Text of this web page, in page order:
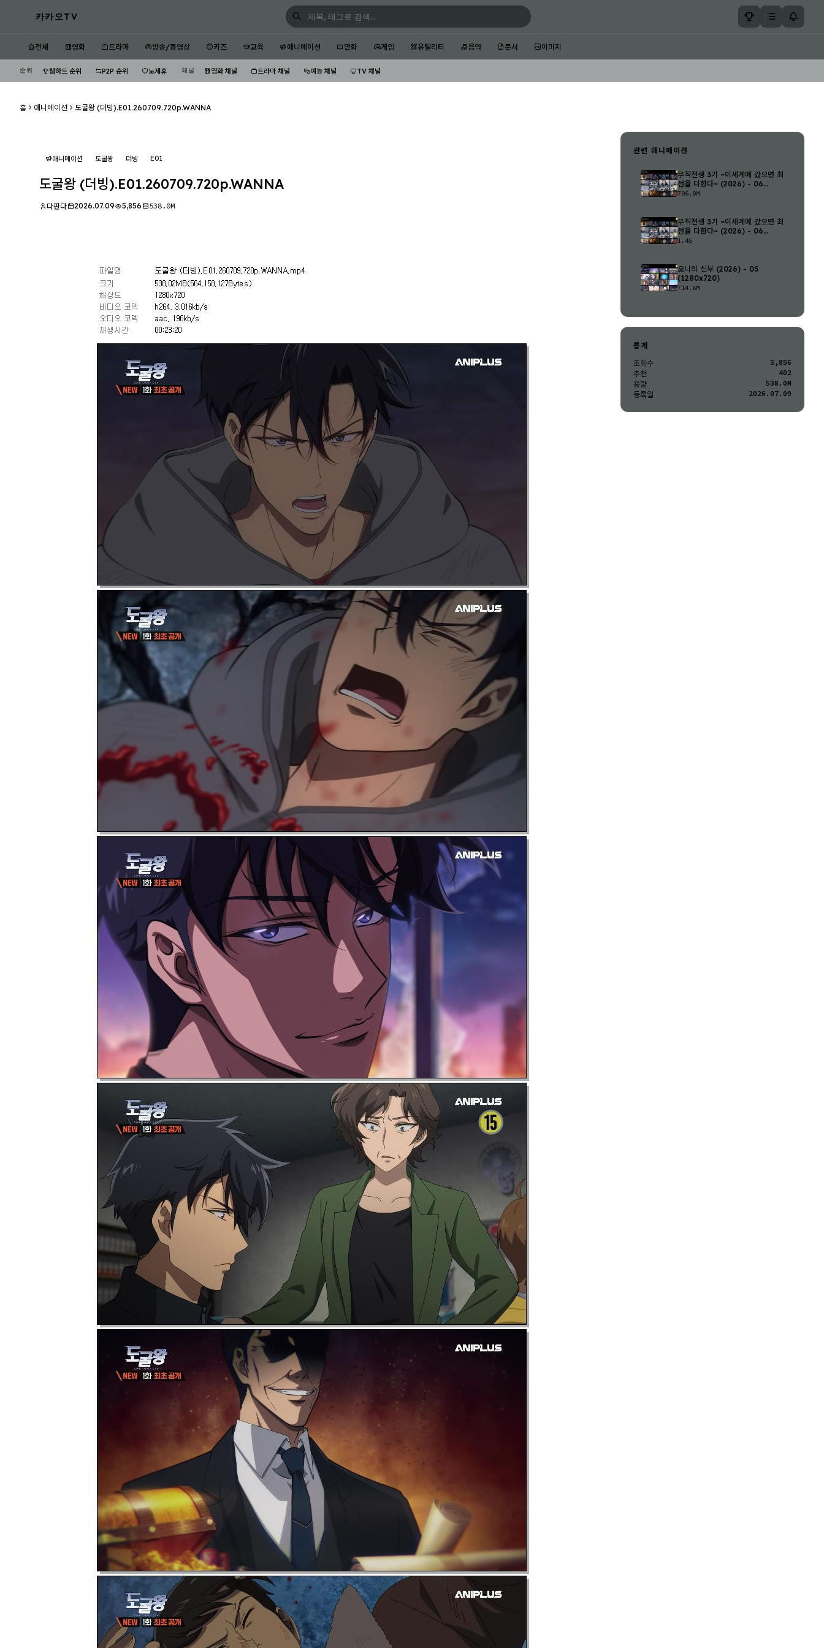
카카오TV
전체 영화 드라마 방송/동영상 키즈 교육 애니메이션 만화 게임 유틸리티 음악 문서 이미지
순위 웹하드 순위 P2P 순위 노제휴 채널 영화 채널 드라마 채널 예능 채널 TV 채널
홈 애니메이션 도굴왕 (더빙).E01.260709.720p.WANNA
애니메이션 도굴왕 더빙 E01
도굴왕 (더빙).E01.260709.720p.WANNA
다판다 2026.07.09 5,856 538.0M
관련 애니메이션
무직전생 3기 ~이세계에 갔으면 최
선을 다한다~ (2026) - 06
(1280..
706.0M
무직전생 3기 ~이세계에 갔으면 최
선을 다한다~ (2026) - 06
(1920..
1.4G
오니의 신부 (2026) - 05
(1280x720)
714.6M
통계
조회수
5,856
추천
402
용량
538.0M
등록일
2026.07.09